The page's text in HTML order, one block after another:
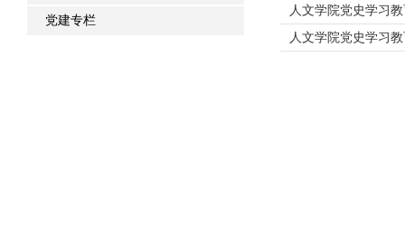
党建专栏
人文学院党史学习
人文学院党史学习